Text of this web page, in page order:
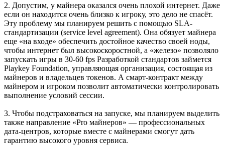
2. Допустим, у майнера оказался очень плохой интернет. Даже
если он находится очень близко к игроку, это дело не спасёт.
Эту проблему мы планируем решить с помощью SLA-
стандартизации (service level agreement). Она обязует майнера
еще «на входе» обеспечить достойное качество своей ноды,
чтобы интернет был высокоскоростной, а «железо» позволяло
запускать игры в 30-60 fps Разработкой стандартов займется
Playkey Foundation, управляющая организация, состоящая из
майнеров и владельцев токенов. А смарт-контракт между
майнером и игроком позволит автоматически контролировать
выполнение условий сессии.
3. Чтобы подстраховаться на запуске, мы планируем выделить
также направление «Pro майнеров» — профессиональных
дата-центров, которые вместе с майнерами смогут дать
гарантию высокого уровня сервиса.